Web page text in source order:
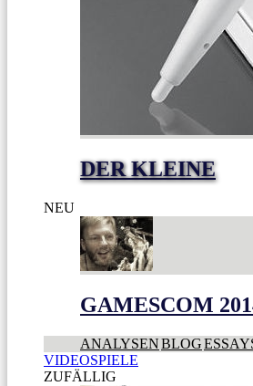
DER KLEINE
NEU
GAMESCOM
ANALYSENBLOG
VIDEOSPIELE
ZUFÄLLIG